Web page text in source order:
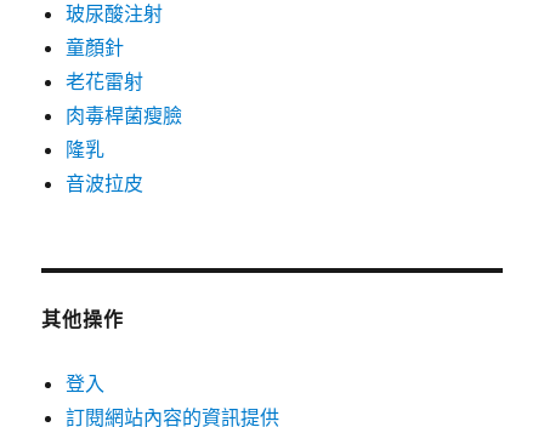
玻尿酸注射
童顏針
老花雷射
肉毒桿菌瘦臉
隆乳
音波拉皮
其他操作
登入
訂閱網站內容的資訊提供